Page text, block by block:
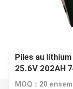
Piles au
25.6V 202AH
MOQ：20